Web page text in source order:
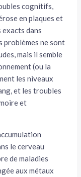
cognitifs,
en plaques et
exacts dans
problèmes ne sont
mais il semble
(ou la
les niveaux
et les troubles
et
le cerveau
de maladies
aux métaux